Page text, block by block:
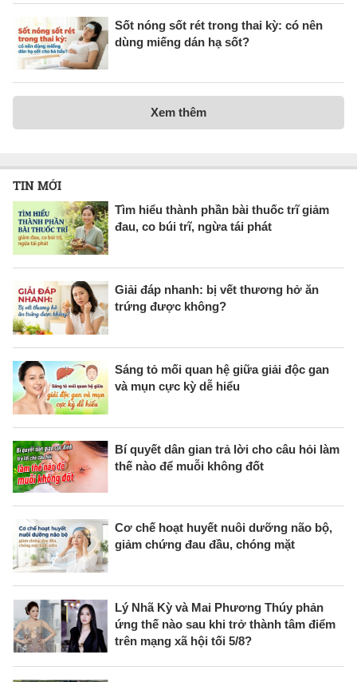
Sốt nóng sốt rét trong thai kỳ: có nên
dùng miếng dán hạ sốt?
Xem thêm
TIN MỚI
Tìm hiểu thành phần bài thuốc trĩ giảm
đau, co búi trĩ, ngừa tái phát
Giải đáp nhanh: bị vết thương hở ăn
trứng được không?
Sáng tỏ mối quan hệ giữa giải độc gan
và mụn cực kỳ dễ hiểu
Bí quyết dân gian trả lời cho câu hỏi làm
thế nào để muỗi không đốt
Cơ chế hoạt huyết nuôi dưỡng não bộ,
giảm chứng đau đầu, chóng mặt
Lý Nhã Kỳ và Mai Phương Thúy phản
ứng thế nào sau khi trở thành tâm điểm
trên mạng xã hội tối 5/8?